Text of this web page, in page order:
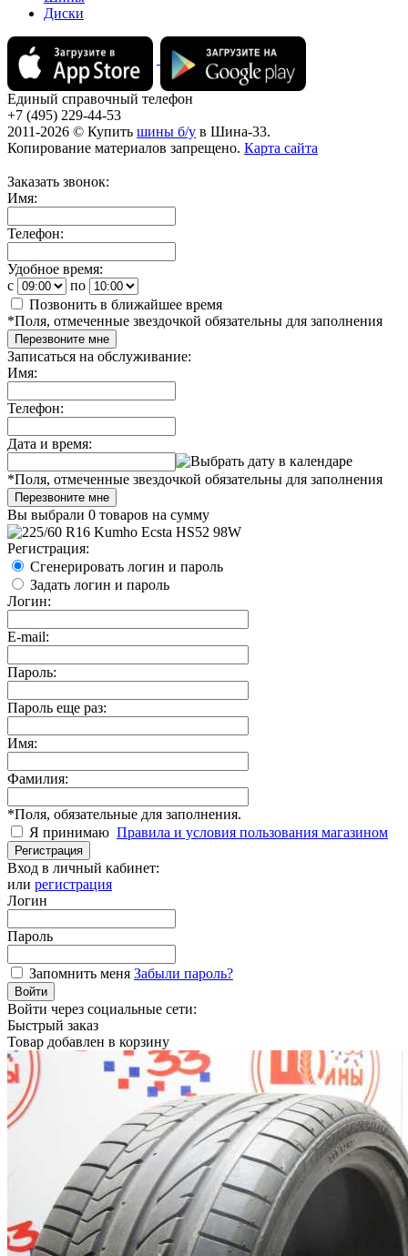
Диски
Единый справочный телефон
+7 (495) 229-44-53
2011-2026 © Купить шины б/у в Шина-33.
Копирование материалов запрещено. Карта сайта
Заказать звонок:
Имя:
Телефон:
Удобное время:
c
по
Позвонить в ближайшее время
*Поля, отмеченные звездочкой обязательны для заполнения
Перезвоните мне
Записаться на обслуживание:
Имя:
Телефон:
Дата и время:
*Поля, отмеченные звездочкой обязательны для заполнения
Перезвоните мне
Вы выбрали 0 товаров на сумму
Регистрация:
Сгенерировать логин и пароль
Задать логин и пароль
Логин:
E-mail:
Пароль:
Пароль еще раз:
Имя:
Фамилия:
*Поля, обязательные для заполнения.
Я принимаю Правила и условия пользования магазином
Регистрация
Вход в личный кабинет:
или регистрация
Логин
Пароль
Запомнить меня Забыли пароль?
Войти
Войти через социальные сети:
Быстрый заказ
Товар добавлен в корзину